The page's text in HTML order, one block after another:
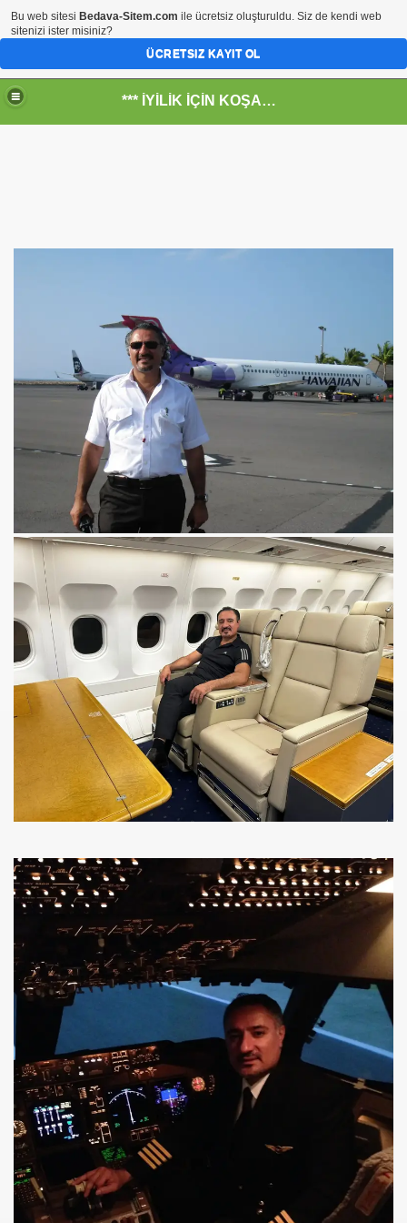
*** İYİLİK İÇİN KOŞANLARIN YERİ***
- HİDROJEN ENERJİ MRK *NASIL ENGELLENDİ* !!!
-Engellenen Mühendis !!!
Halal Food
AS-DER.
TARİHİ MÜZESİ
Bu web sitesi Bedava-Sitem.com ile ücretsiz oluşturuldu. Siz de kendi web
sitenizi ister misiniz?
ÜCRETSIZ KAYIT OL